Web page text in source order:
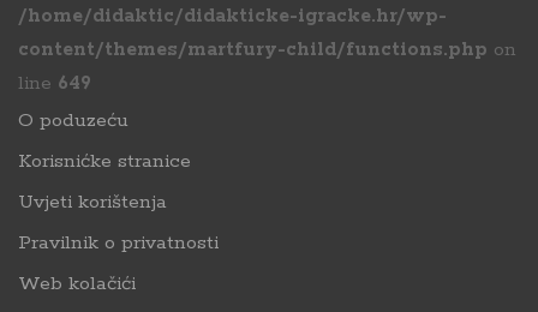
/home/didaktic/didakticke-igracke.hr/wp-
content/themes/martfury-child/functions.php on
line 649
O poduzeću
Korisnićke stranice
Uvjeti korištenja
Pravilnik o privatnosti
Web kolačići